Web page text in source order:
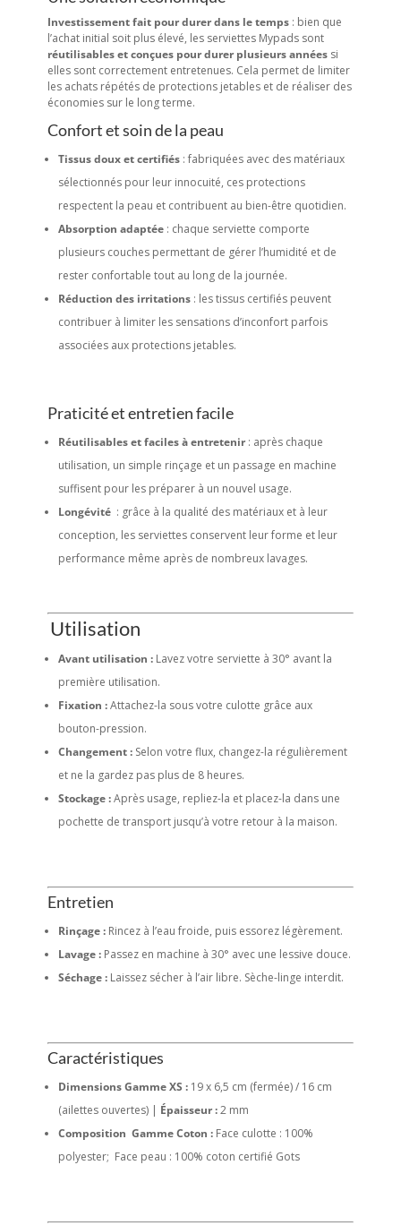
Investissement fait pour durer dans le temps: bien que
l’achat initial soit plus élevé, les serviettes Mypads sont
réutilisables et conçues pour durer plusieurs annéessi
elles sont correctement entretenues. Cela permet de limiter
les achats répétés de protections jetables et de réaliser des
économies sur le long terme.
Confort et soin de la peau
Tissus doux et certifiés: fabriquées avec des matériaux
sélectionnés pour leur innocuité, ces protections
respectent la peau et contribuent au bien-être quotidien.
Absorption adaptée: chaque serviette comporte
plusieurs couches permettant de gérer l’humidité et de
rester confortable tout au long de la journée.
Réduction des irritations: les tissus certifiés peuvent
contribuer à limiter les sensations d’inconfort parfois
associées aux protections jetables.
Praticité et entretien facile
Réutilisables et faciles à entretenir: après chaque
utilisation, un simple rinçage et un passage en machine
suffisent pour les préparer à un nouvel usage.
Longévité : grâce à la qualité des matériaux et à leur
conception, les serviettes conservent leur forme et leur
performance même après de nombreux lavages.
Utilisation
Avant utilisation :Lavez votre serviette à 30° avant la
première utilisation.
Fixation :Attachez-la sous votre culotte grâce aux
bouton-pression.
Changement :Selon votre flux, changez-la régulièrement
et ne la gardez pas plus de 8 heures.
Stockage :Après usage, repliez-la et placez-la dans une
pochette de transport jusqu’à votre retour à la maison.
Entretien
Rinçage :Rincez à l’eau froide, puis essorez légèrement.
Lavage :Passez en machine à 30° avec une lessive douce.
Séchage :Laissez sécher à l’air libre. Sèche-linge interdit.
Caractéristiques
Dimensions Gamme XS :19 x 6,5 cm (fermée) / 16 cm
(ailettes ouvertes) | Épaisseur :2 mm
Composition Gamme Coton : Face culotte : 100%
polyester; Face peau : 100% coton certifié Gots